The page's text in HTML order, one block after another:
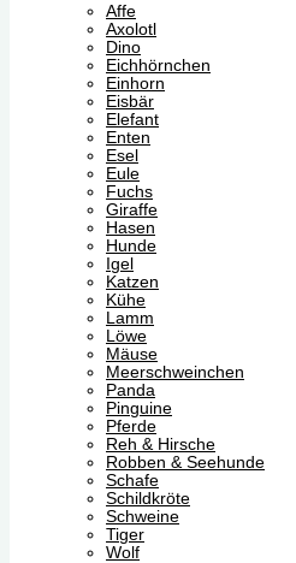
Affe
Axolotl
Dino
Eichhörnchen
Einhorn
Eisbär
Elefant
Enten
Esel
Eule
Fuchs
Giraffe
Hasen
Hunde
Igel
Katzen
Kühe
Lamm
Löwe
Mäuse
Meerschweinchen
Panda
Pinguine
Pferde
Reh & Hirsche
Robben & Seehunde
Schafe
Schildkröte
Schweine
Tiger
Wolf